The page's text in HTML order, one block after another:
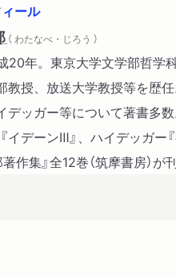
ール
（ わたなべ・じろう ）
20年。東京大学文学部哲学
教授、放送大学教授等を歴
デッガー等について著書多
イデーンⅢ』、ハイデッガー
作集』全12巻（筑摩書房）が